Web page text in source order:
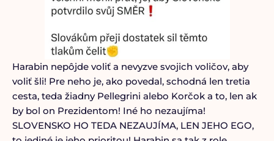
Harabin nepôjde voliť a nevyzve svojich voličov, aby
voliť šli! Pre neho je, ako povedal, schodná len tretia
cesta, teda žiadny Pellegrini alebo Korčok a to, len ak
by bol on Prezidentom! Iné ho nezaujíma!
SLOVENSKO HO TEDA NEZAUJÍMA, LEN JEHO EGO,